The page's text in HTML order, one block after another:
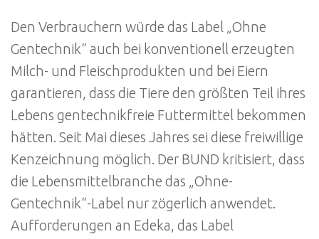
Den Verbrauchern würde das Label „Ohne
Gentechnik“ auch bei konventionell erzeugten
Milch- und Fleischprodukten und bei Eiern
garantieren, dass die Tiere den größten Teil ihres
Lebens gentechnikfreie Futtermittel bekommen
hätten. Seit Mai dieses Jahres sei diese freiwillige
Kenzeichnung möglich. Der BUND kritisiert, dass
die Lebensmittelbranche das „Ohne-
Gentechnik“-Label nur zögerlich anwendet.
Aufforderungen an Edeka, das Label